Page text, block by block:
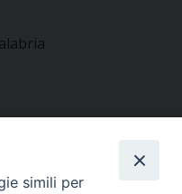
simili per